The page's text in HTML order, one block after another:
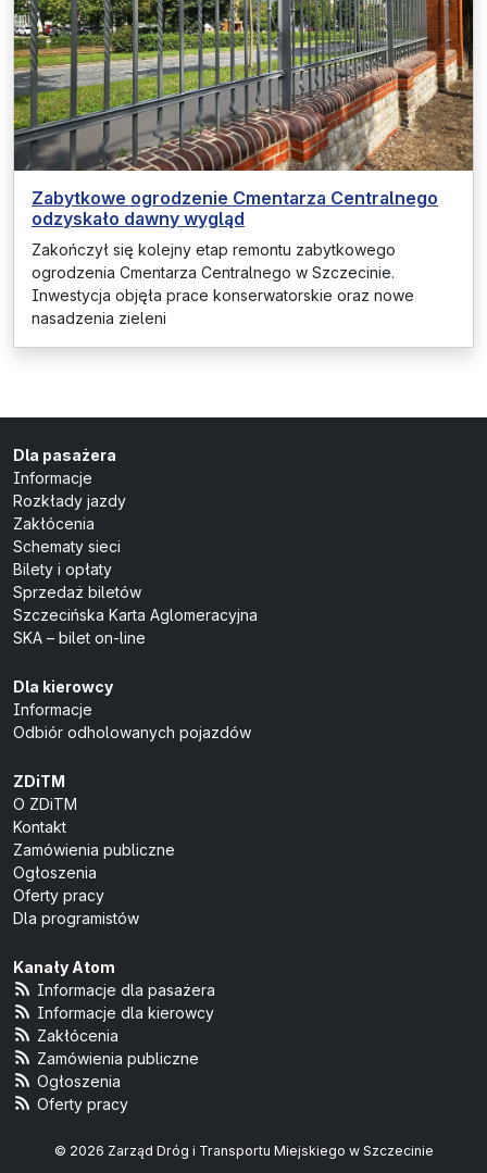
Zabytkowe ogrodzenie Cmentarza Centralnego
odzyskało dawny wygląd
Zakończył się kolejny etap remontu zabytkowego
ogrodzenia Cmentarza Centralnego w Szczecinie.
Inwestycja objęła prace konserwatorskie oraz nowe
nasadzenia zieleni
Dla pasażera
Informacje
Rozkłady jazdy
Zakłócenia
Schematy sieci
Bilety i opłaty
Sprzedaż biletów
Szczecińska Karta Aglomeracyjna
SKA – bilet on-line
Dla kierowcy
Informacje
Odbiór odholowanych pojazdów
ZDiTM
O ZDiTM
Kontakt
Zamówienia publiczne
Ogłoszenia
Oferty pracy
Dla programistów
Kanały Atom
Informacje dla pasażera
Informacje dla kierowcy
Zakłócenia
Zamówienia publiczne
Ogłoszenia
Oferty pracy
© 2026 Zarząd Dróg i Transportu Miejskiego w Szczecinie